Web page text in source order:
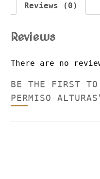
Reviews (0)
Reviews
There are no
BE THE FIRST TO
PERMISO